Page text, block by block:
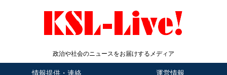
政治や社会のニュースをお届けするメディア
情報提供・連絡 運営情報